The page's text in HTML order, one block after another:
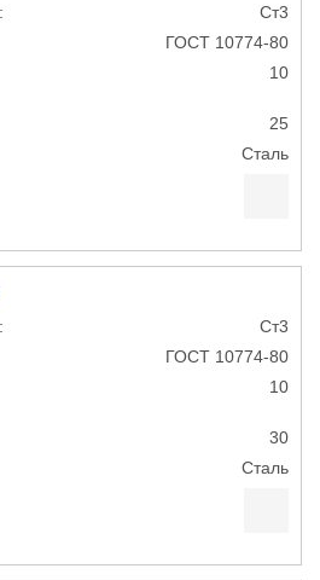
Ст3
ГОСТ 10774-80
10
25
Сталь
Ст3
ГОСТ 10774-80
10
30
Сталь